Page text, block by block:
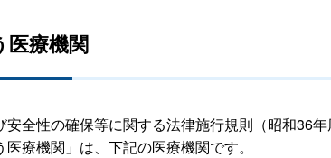
医療機関
全性の確保等に関する法律施行規則（昭和36
療機関」は、下記の医療機関です。